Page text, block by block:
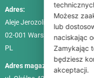
Adres:
Aleje Jerozolimskie 85, lok. 21
02-001 Warszawa
PL
Adres magazynu:
Możesz
lub
naciskając
Zamykając
będziesz
akceptacji.